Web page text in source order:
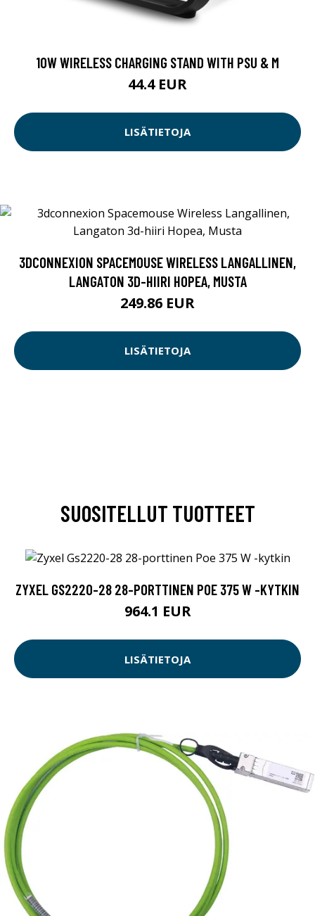
10W WIRELESS CHARGING STAND WITH PSU & M
44.4 EUR
LISÄTIETOJA
3DCONNEXION SPACEMOUSE WIRELESS LANGALLINEN,
LANGATON 3D-HIIRI HOPEA, MUSTA
249.86 EUR
LISÄTIETOJA
SUOSITELLUT TUOTTEET
ZYXEL GS2220-28 28-PORTTINEN POE 375 W -KYTKIN
964.1 EUR
LISÄTIETOJA